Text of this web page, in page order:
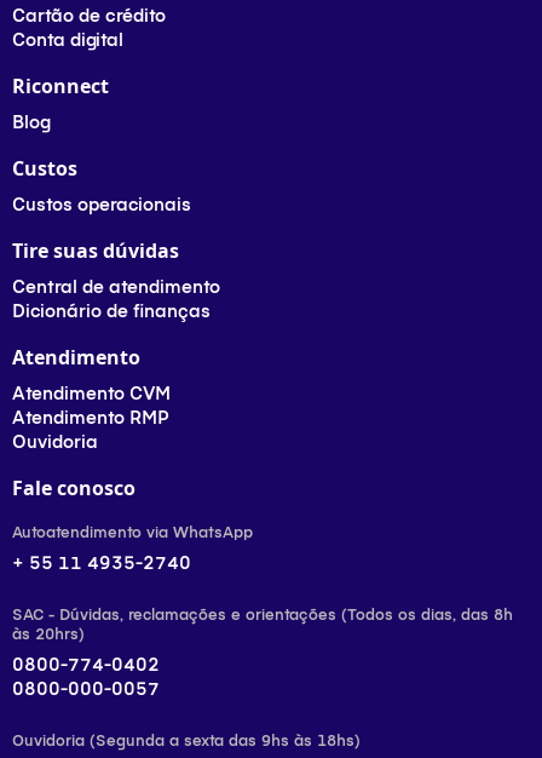
Cartão de crédito
Conta digital
Riconnect
Blog
Custos
Custos operacionais
Tire suas dúvidas
Central de atendimento
Dicionário de finanças
Atendimento
Atendimento CVM
Atendimento RMP
Ouvidoria
Fale conosco
Autoatendimento via WhatsApp
+ 55 11 4935-2740
SAC - Dúvidas, reclamações e orientações (Todos os dias, das 8h
às 20hrs)
0800-774-0402
0800-000-0057
Ouvidoria (Segunda a sexta das 9hs às 18hs)